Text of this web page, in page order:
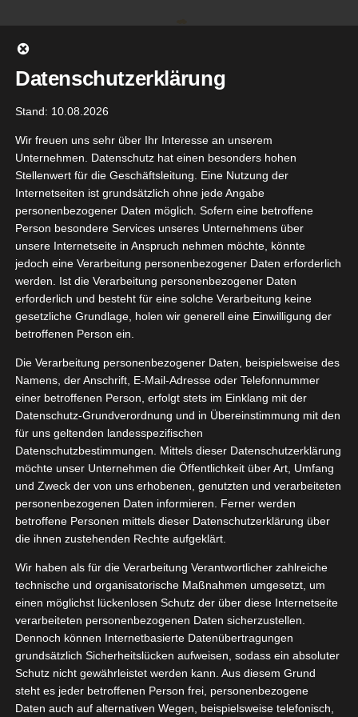
springen
Gehe zu ...
07, 2022
Test
Haut
Kneipp
Pflege
Wellness
Kneipp Urlaubspaket Test
Juli 31, 2022 | Bad, Beauty,Haut,Kneipp VIP,Pflege,
Produktvorstellungen, Wellness
Datenschutzerklärung
Stand: 10.08.2026
Wir freuen uns sehr über Ihr Interesse an unserem
Unternehmen. Datenschutz hat einen besonders hohen
Stellenwert für die Geschäftsleitung. Eine Nutzung der
Internetseiten ist grundsätzlich ohne jede Angabe
personenbezogener Daten möglich. Sofern eine betroffene
Person besondere Services unseres Unternehmens über
unsere Internetseite in Anspruch nehmen möchte, könnte
jedoch eine Verarbeitung personenbezogener Daten erforderlich
werden. Ist die Verarbeitung personenbezogener Daten
erforderlich und besteht für eine solche Verarbeitung keine
gesetzliche Grundlage, holen wir generell eine Einwilligung der
betroffenen Person ein.
Die Verarbeitung personenbezogener Daten, beispielsweise des
Namens, der Anschrift, E-Mail-Adresse oder Telefonnummer
einer betroffenen Person, erfolgt stets im Einklang mit der
Datenschutz-Grundverordnung und in Übereinstimmung mit den
für uns geltenden landesspezifischen
Datenschutzbestimmungen. Mittels dieser Datenschutzerklärung
möchte unser Unternehmen die Öffentlichkeit über Art, Umfang
und Zweck der von uns erhobenen, genutzten und verarbeiteten
personenbezogenen Daten informieren. Ferner werden
betroffene Personen mittels dieser Datenschutzerklärung über
die ihnen zustehenden Rechte aufgeklärt.
Wir haben als für die Verarbeitung Verantwortlicher zahlreiche
technische und organisatorische Maßnahmen umgesetzt, um
einen möglichst lückenlosen Schutz der über diese Internetseite
verarbeiteten personenbezogenen Daten sicherzustellen.
Dennoch können Internetbasierte Datenübertragungen
grundsätzlich Sicherheitslücken aufweisen, sodass ein absoluter
Schutz nicht gewährleistet werden kann. Aus diesem Grund
steht es jeder betroffenen Person frei, personenbezogene
Daten auch auf alternativen Wegen, beispielsweise telefonisch,